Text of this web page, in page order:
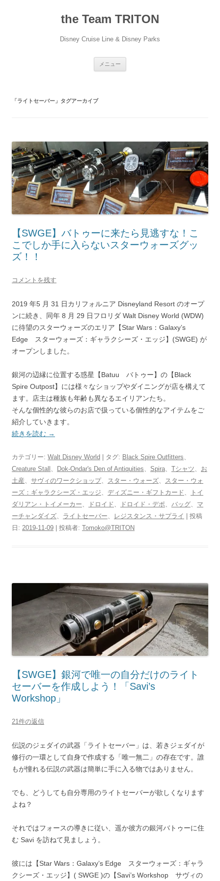
the Team TRITON
Disney Cruise Line & Disney Parks
メニュー
「ライトセーバー 」タグアーカイブ
【SWGE】バトゥーに来たら見逃すな！こ
こでしか手に入らないスターウォーズグッ
ズ！！
コメントを残す
2019 年5 月 31 日カリフォルニア Disneyland Resort のオープ
ンに続き、同年 8 月 29 日フロリダ Walt Disney World (WDW)
に待望のスターウォーズのエリア【Star Wars：Galaxy’s
Edge スターウォーズ：ギャラクシーズ・エッジ】(SWGE) が
オープンしました。
銀河の辺縁に位置する惑星【Batuu バトゥー】の【Black
Spire Outpost】には様々なショップやダイニングが店を構えて
ます。店主は種族も年齢も異なるエイリアンたち。
そんな個性的な彼らのお店で扱っている個性的なアイテムをご
紹介していきます。
続きを読む →
カテゴリー: Walt Disney World | タグ: Black Spire Outfitters、
Creature Stall 、 Dok-Ondar's Den of Antiquities、 Spira、 Tシャツ、 お
土産、 サヴィのワークショップ、 スター・ウォーズ、 スター・ウォ
ーズ：ギャラクシーズ・エッジ、 ディズニー・ギフトカード 、
トイ
ダリアン・トイメーカー、 ドロイド 、 ドロイド・デポ、 バッグ、 マ
ーチャンダイズ、 ライトセーバー、 レジスタンス・サプライ
| 投稿
日: 2019-11-09 投稿者: Tomoko@TRITON
【SWGE】銀河で唯一の自分だけのライト
セーバーを作成しよう！「Savi’s
Workshop」
21件の返信
伝説のジェダイの武器「ライトセーバー」は、若きジェダイが
修行の一環として自身で作成する「唯一無二」の存在です。誰
もが憧れる伝説の武器は簡単に手に入る物ではありません。
でも、どうしても自分専用のライトセーバーが欲しくなります
よね？
それではフォースの導きに従い、遥か彼方の銀河バトゥーに住
む Savi を訪ねて見ましょう。
彼には【Star Wars：Galaxy’s Edge スターウォーズ：ギャラ
クシーズ・エッジ】( SWGE )の【Savi’s Workshop サヴィの